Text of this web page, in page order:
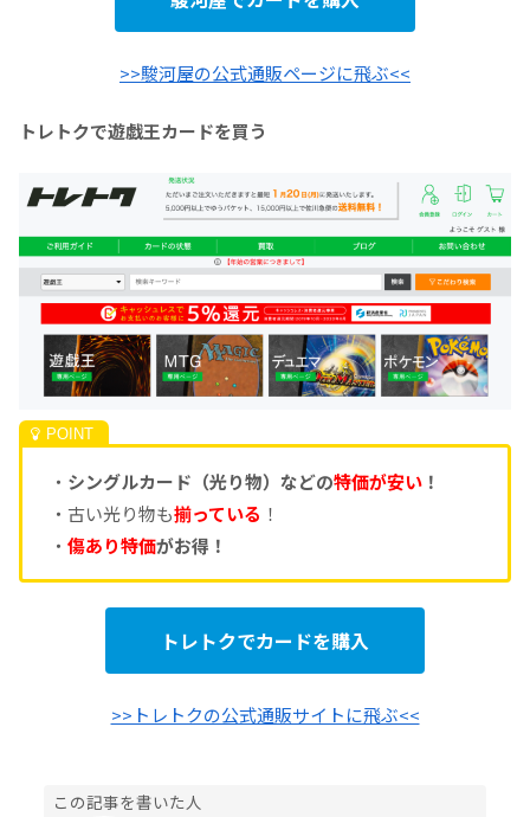
>>駿河屋の公式通販ページに飛ぶ<<
トレトクで遊戯王カードを買う
・ シングルカード（光り物）などの特価が安い！
・古い光り物も揃っている ！
・ 傷あり特価がお得！
トレトクでカードを購入
>>トレトクの公式通販サイトに飛ぶ<<
この記事を書いた人